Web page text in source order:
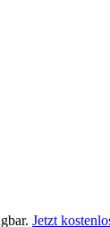
Jetzt